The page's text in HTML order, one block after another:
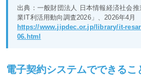
出典：一般財団法人 日本情報経済社会
業IT利活用動向調査2026」、2026年4月
https://www.jipdec.or.jp/library/it-
06.html
電子契約システムでできるこ